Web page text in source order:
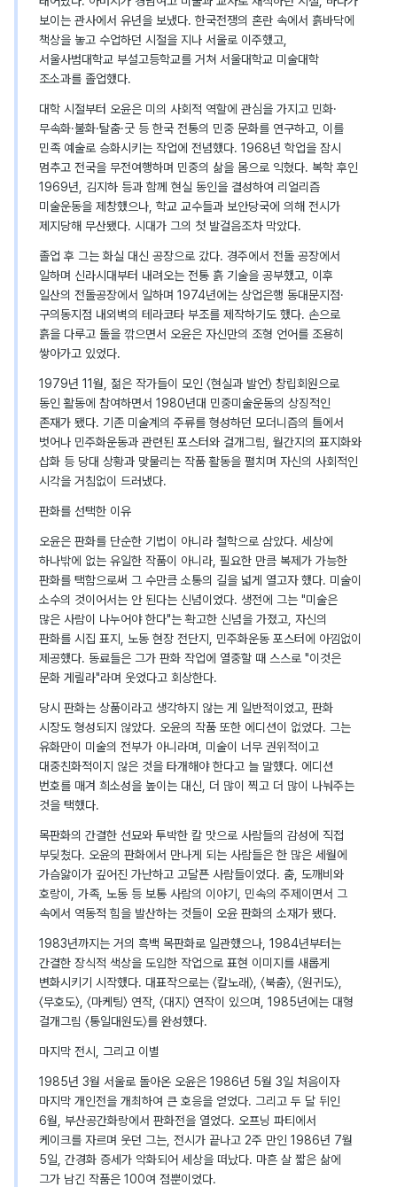
보이는 관사에서 유년을 보냈다. 한국전쟁의 혼란 속에서 흙바닥에
책상을 놓고 수업하던 시절을 지나 서울로 이주했고,
서울사범대학교 부설고등학교를 거쳐 서울대학교 미술대학
조소과를 졸업했다.
대학 시절부터 오윤은 미의 사회적 역할에 관심을 가지고 민화·
무속화·불화·탈춤·굿 등 한국 전통의 민중 문화를 연구하고, 이를
민족 예술로 승화시키는 작업에 전념했다. 1968년 학업을 잠시
멈추고 전국을 무전여행하며 민중의 삶을 몸으로 익혔다. 복학 후인
1969년, 김지하 등과 함께 현실 동인을 결성하여 리얼리즘
미술운동을 제창했으나, 학교 교수들과 보안당국에 의해 전시가
제지당해 무산됐다. 시대가 그의 첫 발걸음조차 막았다.
졸업 후 그는 화실 대신 공장으로 갔다. 경주에서 전돌 공장에서
일하며 신라시대부터 내려오는 전통 흙 기술을 공부했고, 이후
일산의 전돌공장에서 일하며 1974년에는 상업은행 동대문지점·
구의동지점 내외벽의 테라코타 부조를 제작하기도 했다. 손으로
흙을 다루고 돌을 깎으면서 오윤은 자신만의 조형 언어를 조용히
쌓아가고 있었다.
1979년 11월, 젊은 작가들이 모인 〈현실과 발언〉 창립회원으로
동인 활동에 참여하면서 1980년대 민중미술운동의 상징적인
존재가 됐다. 기존 미술계의 주류를 형성하던 모더니즘의 틀에서
벗어나 민주화운동과 관련된 포스터와 걸개그림, 월간지의 표지화와
삽화 등 당대 상황과 맞물리는 작품 활동을 펼치며 자신의 사회적인
시각을 거침없이 드러냈다.
판화를 선택한 이유
오윤은 판화를 단순한 기법이 아니라 철학으로 삼았다. 세상에
하나밖에 없는 유일한 작품이 아니라, 필요한 만큼 복제가 가능한
판화를 택함으로써 그 수만큼 소통의 길을 넓게 열고자 했다. 미술이
소수의 것이어서는 안 된다는 신념이었다. 생전에 그는 "미술은
많은 사람이 나누어야 한다"는 확고한 신념을 가졌고, 자신의
판화를 시집 표지, 노동 현장 전단지, 민주화운동 포스터에 아낌없이
제공했다. 동료들은 그가 판화 작업에 열중할 때 스스로 "이것은
문화 게릴라"라며 웃었다고 회상한다.
당시 판화는 상품이라고 생각하지 않는 게 일반적이었고, 판화
시장도 형성되지 않았다. 오윤의 작품 또한 에디션이 없었다. 그는
유화만이 미술의 전부가 아니라며, 미술이 너무 권위적이고
대중친화적이지 않은 것을 타개해야 한다고 늘 말했다. 에디션
번호를 매겨 희소성을 높이는 대신, 더 많이 찍고 더 많이 나눠주는
것을 택했다.
목판화의 간결한 선묘와 투박한 칼 맛으로 사람들의 감성에 직접
부딪쳤다. 오윤의 판화에서 만나게 되는 사람들은 한 많은 세월에
가슴앓이가 깊어진 가난하고 고달픈 사람들이었다. 춤, 도깨비와
호랑이, 가족, 노동 등 보통 사람의 이야기, 민속의 주제이면서 그
속에서 역동적 힘을 발산하는 것들이 오윤 판화의 소재가 됐다.
1983년까지는 거의 흑백 목판화로 일관했으나, 1984년부터는
간결한 장식적 색상을 도입한 작업으로 표현 이미지를 새롭게
변화시키기 시작했다. 대표작으로는 〈칼노래〉, 〈북춤〉, 〈원귀도〉,
〈무호도〉, 〈마케팅〉 연작, 〈대지〉 연작이 있으며, 1985년에는 대형
걸개그림 〈통일대원도〉를 완성했다.
마지막 전시, 그리고 이별
1985년 3월 서울로 돌아온 오윤은 1986년 5월 3일 처음이자
마지막 개인전을 개최하여 큰 호응을 얻었다. 그리고 두 달 뒤인
6월, 부산공간화랑에서 판화전을 열었다. 오프닝 파티에서
케이크를 자르며 웃던 그는, 전시가 끝나고 2주 만인 1986년 7월
5일, 간경화 증세가 악화되어 세상을 떠났다. 마흔 살 짧은 삶에
그가 남긴 작품은 100여 점뿐이었다.